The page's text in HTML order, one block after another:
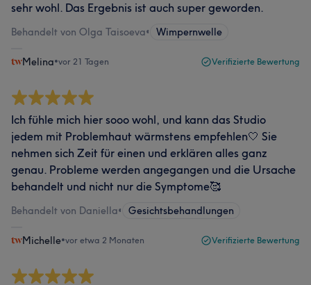
sehr wohl. Das Ergebnis ist auch super geworden.
Behandelt von Olga Taisoeva• Wimpernwelle
Melina•vor 21 Tagen Verifizierte Bewertung
Ich fühle mich hier sooo wohl, und kann das Studio
jedem mit Problemhaut wärmstens empfehlen🤍 Sie
nehmen sich Zeit für einen und erklären alles ganz
genau. Probleme werden angegangen und die Ursache
behandelt und nicht nur die Symptome🥰
Behandelt von Daniella• Gesichtsbehandlungen
Michelle•vor etwa 2 Monaten Verifizierte Bewertung